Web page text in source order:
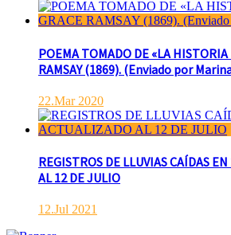
POEMA TOMADO DE «LA HISTORIA
RAMSAY (1869). (Enviado por
22.Mar 2020
REGISTROS DE LLUVIAS CAÍDAS
AL 12 DE JULIO
12.Jul 2021